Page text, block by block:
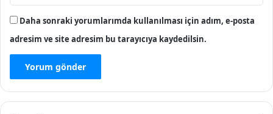
Daha sonraki yorumlarımda kullanılması için adım, e-posta
adresim ve site adresim bu tarayıcıya kaydedilsin.